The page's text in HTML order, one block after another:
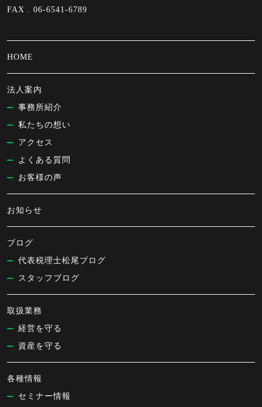
FAX . 06-6541-6789
HOME
法人案内
事務所紹介
私たちの想い
アクセス
よくある質問
お客様の声
お知らせ
ブログ
代表税理士松尾ブログ
スタッフブログ
取扱業務
経営を守る
資産を守る
各種情報
セミナー情報